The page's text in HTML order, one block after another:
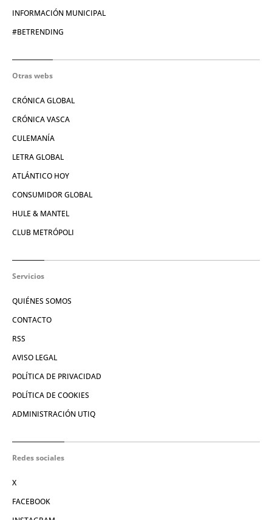
INFORMACIÓN MUNICIPAL
#BETRENDING
Otras webs
CRÓNICA GLOBAL
CRÓNICA VASCA
CULEMANÍA
LETRA GLOBAL
ATLÁNTICO HOY
CONSUMIDOR GLOBAL
HULE & MANTEL
CLUB METRÓPOLI
Servicios
QUIÉNES SOMOS
CONTACTO
RSS
AVISO LEGAL
POLÍTICA DE PRIVACIDAD
POLÍTICA DE COOKIES
ADMINISTRACIÓN UTIQ
Redes sociales
X
FACEBOOK